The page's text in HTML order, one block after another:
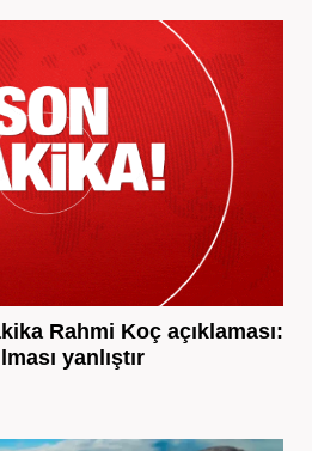
Rahmi Koç açıklaması:
yanlıştır